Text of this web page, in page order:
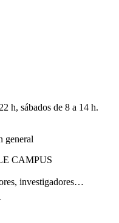
h, sábados de 8 a 14 h.
general
CAMPUS
investigadores…